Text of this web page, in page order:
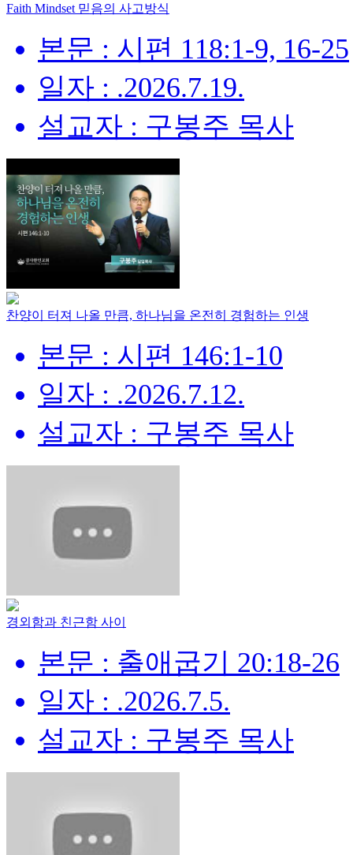
Faith Mindset 믿음의 사고방식
본문 : 시편 118:1-9, 16-25
일자 : .2026.7.19.
설교자 : 구봉주 목사
찬양이 터져 나올 만큼, 하나님을 온전히 경험하는 인생
본문 : 시편 146:1-10
일자 : .2026.7.12.
설교자 : 구봉주 목사
경외함과 친근함 사이
본문 : 출애굽기 20:18-26
일자 : .2026.7.5.
설교자 : 구봉주 목사